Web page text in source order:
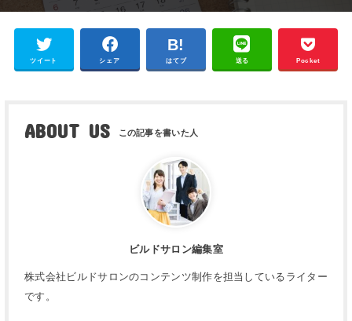
ツイート シェア はてブ 送る Pocket
ABOUT US
ビルドサロン編集室
株式会社ビルドサロンのコンテンツ制作を担当しているライター
です。